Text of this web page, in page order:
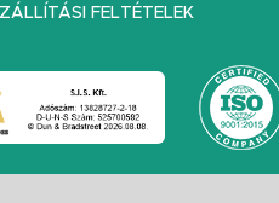
FELTÉTELEK